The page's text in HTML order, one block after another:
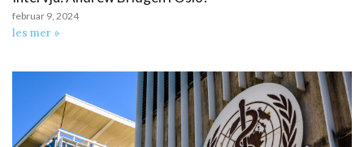
februar 9, 2024
les mer »